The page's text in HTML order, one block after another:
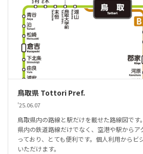
鳥取県 Tottori Pref.
'25.06.07
鳥取県内の路線と駅だけを載せた路線図です。
県内の鉄道路線だけでなく、空港や駅から
っており、とても便利です。個人利用からビ
いただけます。